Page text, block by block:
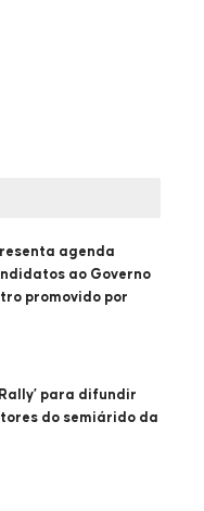
agenda
ao Governo
promovido por
para difundir
do semiárido da